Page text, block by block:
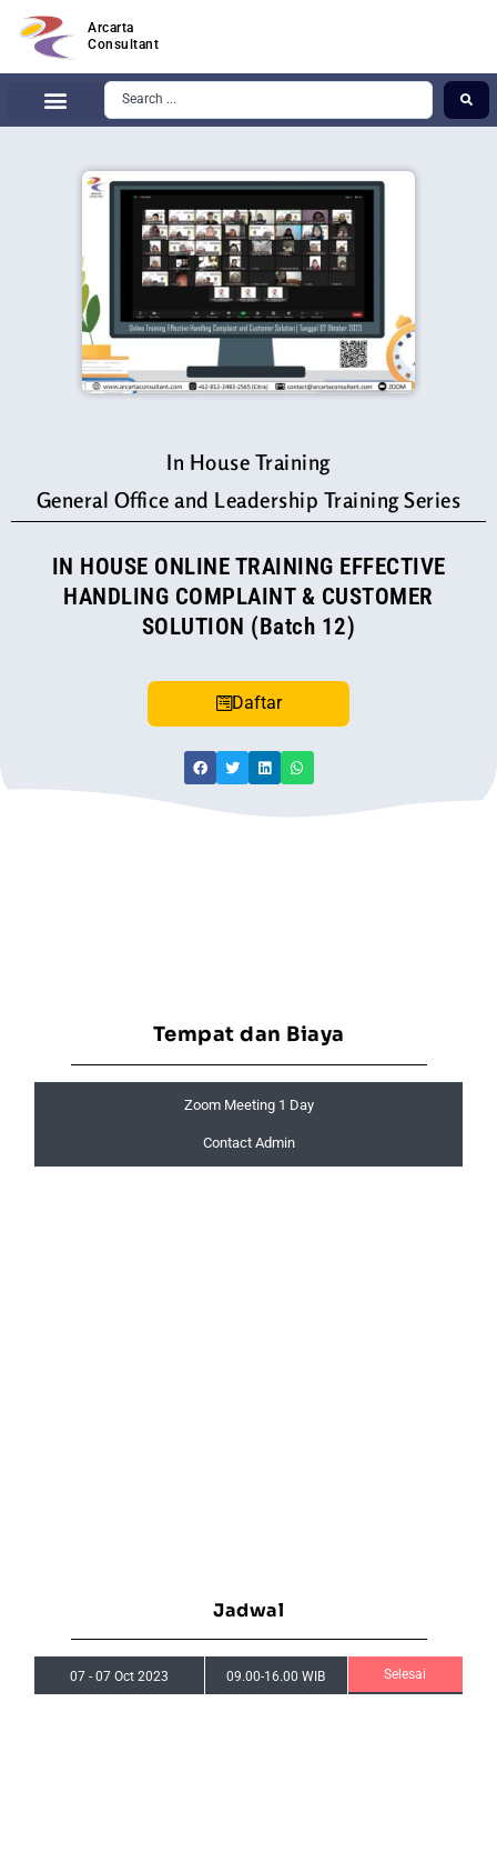
Arcarta
Consultant
In House Training
General Office and Leadership Training Series
IN HOUSE ONLINE TRAINING EFFECTIVE
HANDLING COMPLAINT & CUSTOMER
SOLUTION (Batch 12)
Daftar
Tempat dan Biaya
Zoom Meeting 1 Day
Contact Admin
Jadwal
07 -07 Oct 2023 09.00-16.00 WIB Selesai